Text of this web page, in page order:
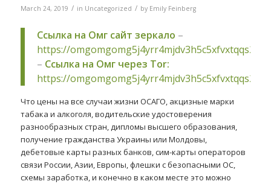
March 24, 2019 / in Uncategorized / by Emily Feinberg
Ссылка на Омг сайт зеркало –
https://
– Ссылка на Омг через Tor:
https://
Что цены на все случаи жизни ОСАГО, акцизные марки
табака и алкоголя, водительские удостоверения
разнообразных стран, дипломы высшего образования,
получение гражданства Украины или Молдовы,
дебетовые карты разных банков, сим-карты операторов
связи России, Азии, Европы, флешки с безопасными ОС,
схемы заработка, и конечно в каком месте это можно